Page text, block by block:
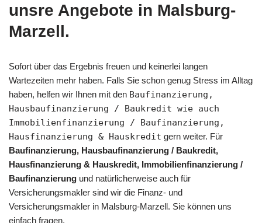
unsre Angebote in Malsburg-
Marzell.
Sofort über das Ergebnis freuen und keinerlei langen
Wartezeiten mehr haben. Falls Sie schon genug Stress im Alltag
haben, helfen wir Ihnen mit den Baufinanzierung,
Hausbaufinanzierung / Baukredit wie auch
Immobilienfinanzierung / Baufinanzierung,
Hausfinanzierung & Hauskredit gern weiter. Für
Baufinanzierung, Hausbaufinanzierung / Baukredit,
Hausfinanzierung & Hauskredit, Immobilienfinanzierung /
Baufinanzierung und natürlicherweise auch für
Versicherungsmakler sind wir die Finanz- und
Versicherungsmakler in Malsburg-Marzell. Sie können uns
einfach fragen.